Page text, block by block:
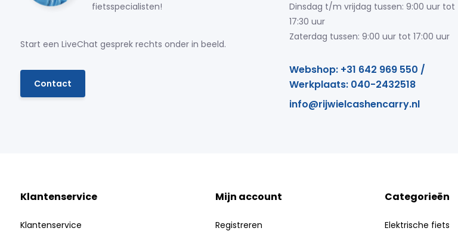
fietsspecialisten!
Start een LiveChat gesprek rechts onder in beeld.
Contact
Dinsdag t/m vrijdag tussen: 9:00 uur tot
17:30 uur
Zaterdag tussen: 9:00 uur tot 17:00 uur
Webshop: +31 642 969 550 /
Werkplaats: 040-2432518
info@rijwielcashencarry.nl
Klantenservice
Klantenservice
Mijn account
Registreren
Categorieën
Elektrische fiets